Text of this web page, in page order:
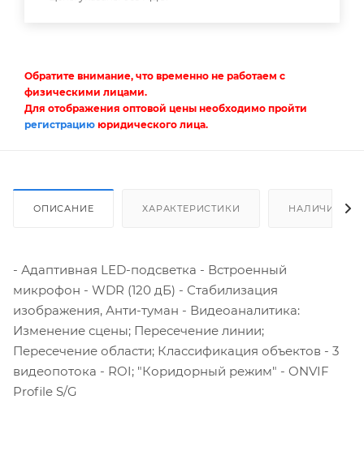
Обратите внимание, что временно не работаем с
физическими лицами.
Для отображения оптовой цены необходимо пройти
регистрацию юридического лица.
ОПИСАНИЕ ХАРАКТЕРИСТИКИ НАЛИЧИЕ
- Адаптивная LED-подсветка - Встроенный
микрофон - WDR (120 дБ) - Стабилизация
изображения, Анти-туман - Видеоаналитика:
Изменение сцены; Пересечение линии;
Пересечение области; Классификация объектов - 3
видеопотока - ROI; "Коридорный режим" - ONVIF
Profile S/G